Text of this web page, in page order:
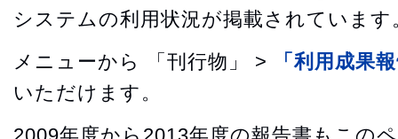
システムの利用状況が掲載されています
メニューから 「刊行物」 > 「利用成果
いただけます。